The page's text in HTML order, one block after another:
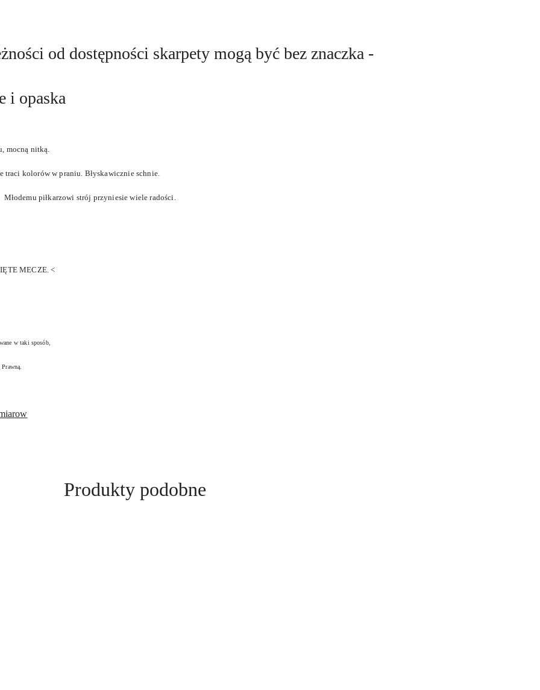
od dostępności skarpety mogą być bez znaczka -
i opaska
mocną nitką.
traci kolorów w praniu. Błyskawicznie schnie.
piłkarzowi strój przyniesie wiele radości.
MECZE. <
w taki sposób,
Produkty
Produkty podobne